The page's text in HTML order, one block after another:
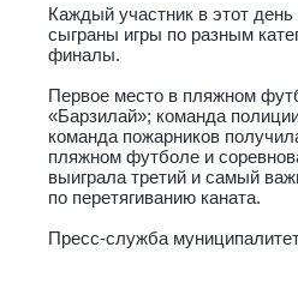
Каждый участник в этот
сыграны игры по разным
финалы.
Первое место в пляжном
«Барзилай»; команда
команда пожарников
пляжном футболе и
выиграла третий и самый
по перетягиванию каната.
Пресс-служба